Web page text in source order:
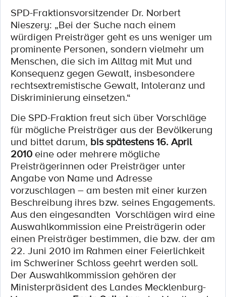
SPD-Fraktionsvorsitzender Dr. Norbert
Nieszery: „Bei der Suche nach einem
würdigen Preisträger geht es uns weniger um
prominente Personen, sondern vielmehr um
Menschen, die sich im Alltag mit Mut und
Konsequenz gegen Gewalt, insbesondere
rechtsextremistische Gewalt, Intoleranz und
Diskriminierung einsetzen.“
Die SPD-Fraktion freut sich über Vorschläge
für mögliche Preisträger aus der Bevölkerung
und bittet darum, bis spätestens 16. April
2010 eine oder mehrere mögliche
Preisträgerinnen oder Preisträger unter
Angabe von Name und Adresse
vorzuschlagen – am besten mit einer kurzen
Beschreibung ihres bzw. seines Engagements.
Aus den eingesandten Vorschlägen wird eine
Auswahlkommission eine Preisträgerin oder
einen Preisträger bestimmen, die bzw. der am
22. Juni 2010 im Rahmen einer Feierlichkeit
im Schweriner Schloss geehrt werden soll.
Der Auswahlkommission gehören der
Ministerpräsident des Landes Mecklenburg-